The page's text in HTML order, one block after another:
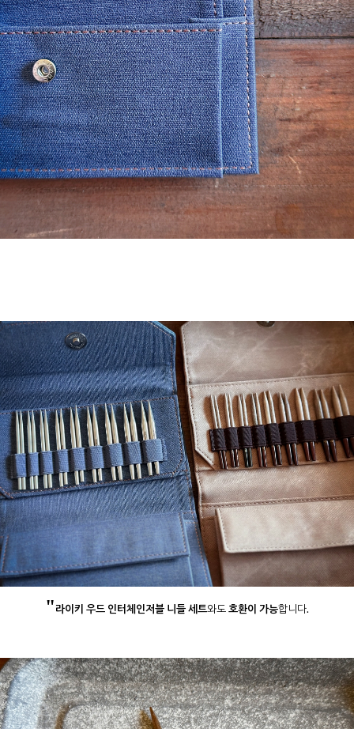
"라이키 우드 인터체인저블 니들 세트와도호환이 가능합니다.